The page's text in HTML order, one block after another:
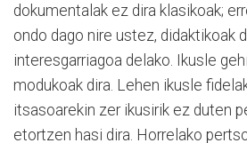
dokumentalak ez dira klasikoak;
ondo dago nire ustez, didaktikoak
interesgarriagoa delako. Ikusle
modukoak dira. Lehen ikusle
itsasoarekin zer ikusirik ez duten
etortzen hasi dira. Horrelako